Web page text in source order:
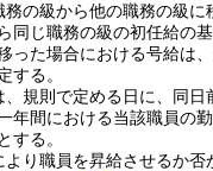
務の級から他の職務の級に
同じ職務の級の初任給の
った場合における号給は
する。
、規則で定める日に、同日
年間における当該職員の
する。
より職員を昇給させるか否